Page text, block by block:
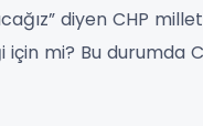
diyen CHP
mi? Bu durumda